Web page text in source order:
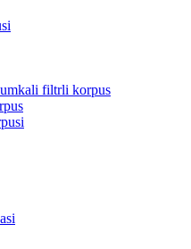
filtrli korpus